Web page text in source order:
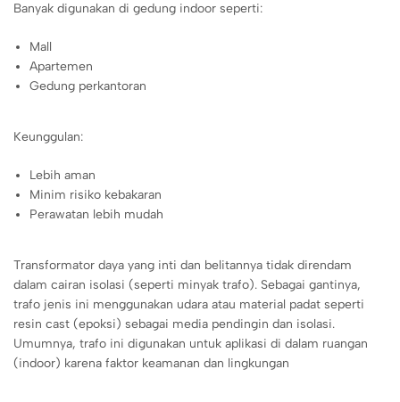
Banyak digunakan di gedung indoor seperti:
Mall
Apartemen
Gedung perkantoran
Keunggulan:
Lebih aman
Minim risiko kebakaran
Perawatan lebih mudah
Transformator daya yang inti dan belitannya tidak direndam
dalam cairan isolasi (seperti minyak trafo). Sebagai gantinya,
trafo jenis ini menggunakan udara atau material padat seperti
resin cast (epoksi) sebagai media pendingin dan isolasi.
Umumnya, trafo ini digunakan untuk aplikasi di dalam ruangan
(indoor) karena faktor keamanan dan lingkungan